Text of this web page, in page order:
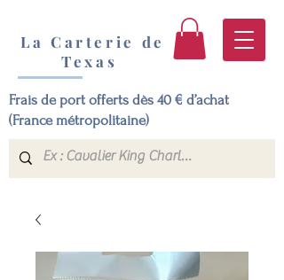
La Carterie de
Texas
Frais de port offerts dès 40 € d’achat
(France métropolitaine)